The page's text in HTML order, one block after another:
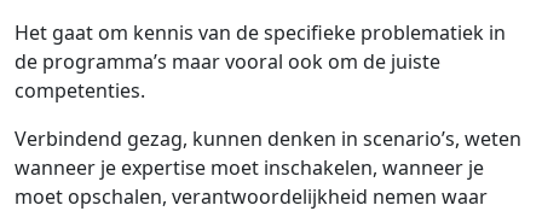
Het gaat om kennis van de specifieke problematiek in
de programma’s maar vooral ook om de juiste
competenties.
Verbindend gezag, kunnen denken in scenario’s, weten
wanneer je expertise moet inschakelen, wanneer je
moet opschalen, verantwoordelijkheid nemen waar